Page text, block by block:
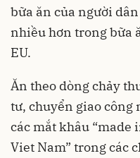
bữa ăn của người
nhiều hơn trong bữa
EU.
Ăn theo dòng chảy
tư, chuyển giao công
các mắt khâu “made
Viet Nam” trong các